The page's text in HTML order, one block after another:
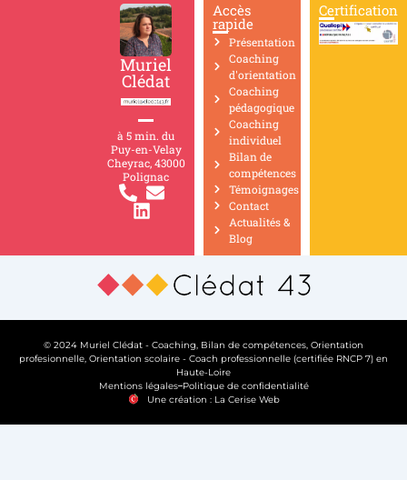
Muriel
Clédat
à 5 min. du
Puy-en-Velay
Cheyrac, 43000
Polignac
Accès
rapide
Présentation
Coaching
d'orientation
Coaching
pédagogique
Coaching
individuel
Bilan de
compétences
Témoignages
Contact
Actualités &
Blog
Certification
© 2024 Muriel Clédat - Coaching, Bilan de compétences, Orientation
profesionnelle, Orientation scolaire - Coach professionnelle (certifiée RNCP 7) en
Haute-Loire
Mentions légales Politique de confidentialité
Une création : La Cerise Web